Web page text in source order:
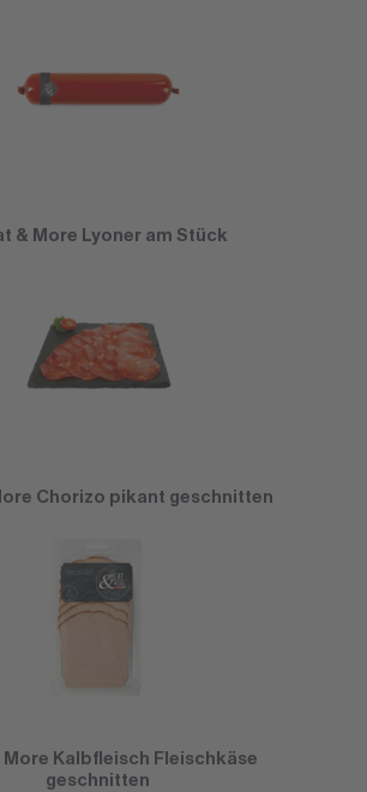
& More Lyoner am Stück
Chorizo pikant geschnitten
More Kalbfleisch Fleischkäse
geschnitten